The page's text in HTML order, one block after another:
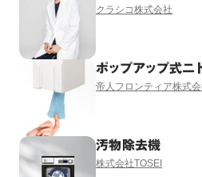
クラシコ株式会社
ポップアップ式ニ
帝人フロンティア株式
汚物除去機
株式会社TOSEI